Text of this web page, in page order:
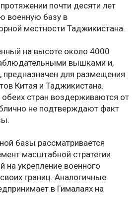
почти десяти лет
военную базу в
местности Таджикистана.
на высоте около 4000
вышками и,
предназначен для размещения
Китая и Таджикистана.
стран воздерживаются от
не подтверждают факт
базы рассматривается
масштабной стратегии
на укрепление военного
границ. Аналогичные
в Гималаях на